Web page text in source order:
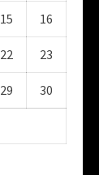
15 16
22 23
29 30